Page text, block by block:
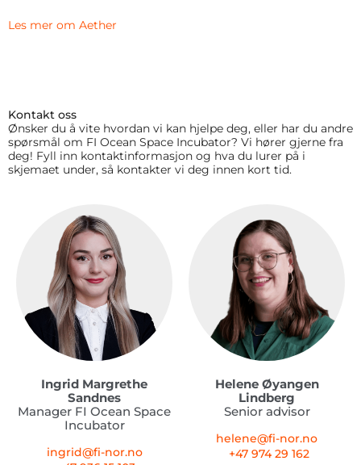
Les mer om Aether
Kontakt oss
Ønsker du å vite hvordan vi kan hjelpe deg, eller har du andre
spørsmål om FI Ocean Space Incubator? Vi hører gjerne fra
deg! Fyll inn kontaktinformasjon og hva du lurer på i
skjemaet under, så kontakter vi deg innen kort tid.
Ingrid Margrethe
Sandnes
Manager FI Ocean Space
Incubator
ingrid@fi-nor.no
Helene Øyangen
Lindberg
Senior advisor
helene@fi-nor.no
+47 974 29 162